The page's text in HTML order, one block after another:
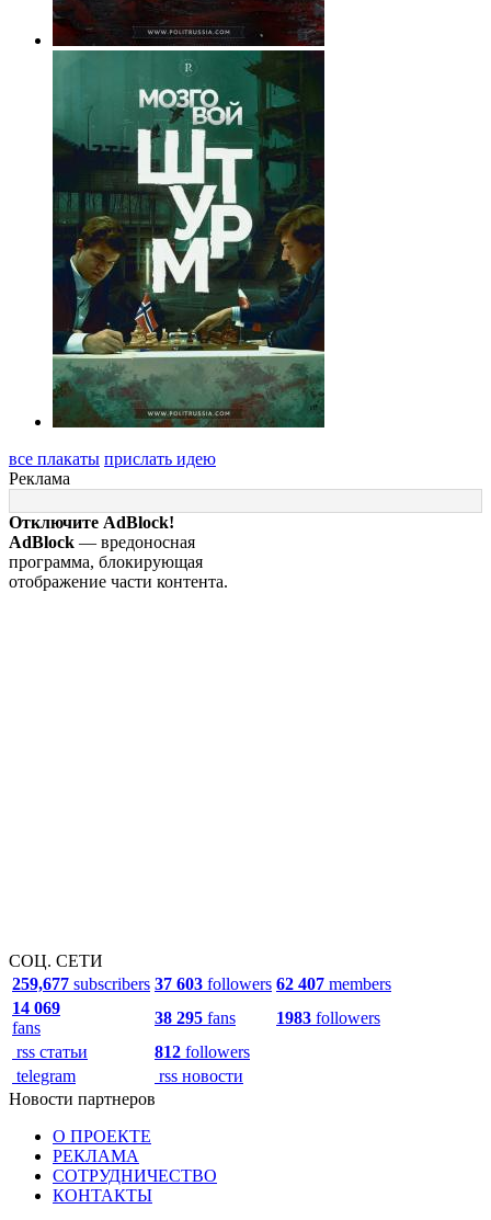
все плакаты прислать идею
Реклама
Отключите AdBlock!
AdBlock — вредоносная
программа, блокирующая
отображение части контента.
СОЦ. СЕТИ
259,677 subscribers 37 603 followers 62 407 members
14 069
fans
38 295 fans 1983 followers
rss статьи
812 followers
telegram
rss новости
Новости партнеров
О ПРОЕКТЕ
РЕКЛАМА
СОТРУДНИЧЕСТВО
КОНТАКТЫ